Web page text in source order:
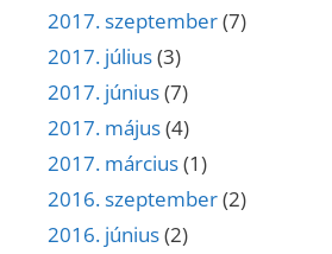
2017. szeptember(7)
2017. július(3)
2017. június(7)
2017. május(4)
2017. március(1)
2016. szeptember(2)
2016. június(2)